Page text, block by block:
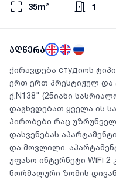
35m² 1
აღწერა
ქირავდება студიოს
ერთ ერთ პრესტიჟულ და
ქ.N138" (25იანი
დაგხვდებათ ყველა ის
პირობები რაც
დასვენებას
და მოვლილი.
უფასო ინტერნეტი WiFi
ნორმალური ზომის